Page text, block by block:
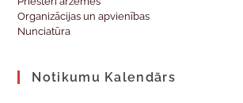
Organizācijas un apvienības
Nunciatūra
Notikumu Kalendārs